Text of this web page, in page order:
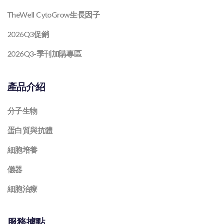
TheWell CytoGrow生長因子
2026Q3促銷
2026Q3-季刊加購專區
產品介紹
分子生物
蛋白質與抗體
細胞培養
儀器
細胞治療